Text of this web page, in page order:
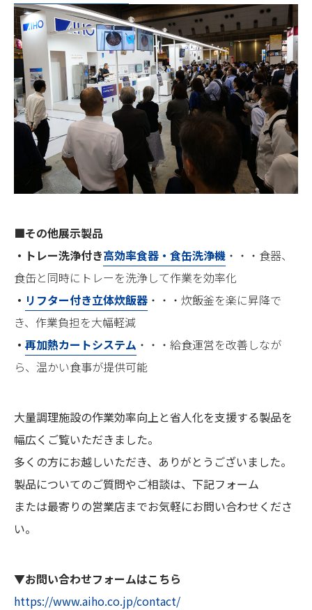
■その他展示製品
・ トレー洗浄付き高効率食器・食缶洗浄機 ・・・食器、
食缶と同時にトレーを洗浄して作業を効率化
・ リフター付き立体炊飯器 ・・・炊飯釜を楽に昇降で
き、作業負担を大幅軽減
・ 再加熱カートシステム ・・・給食運営を改善しなが
ら、温かい食事が提供可能
大量調理施設の作業効率向上と省人化を支援する製品を
幅広くご覧いただきました。
多くの方にお越しいただき、ありがとうございました。
製品についてのご質問やご相談は、下記フォーム
または最寄りの営業店までお気軽にお問い合わせくださ
い。
▼お問い合わせフォームはこちら
https://www.aiho.co.jp/contact/